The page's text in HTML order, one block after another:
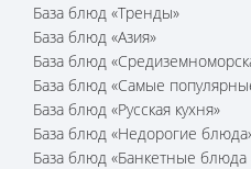
База блюд «Тренды»
База блюд «Азия»
База блюд
База блюд «Самые
База блюд «Русская кухня»
База блюд «Недорогие
База блюд «Банкетные блюда